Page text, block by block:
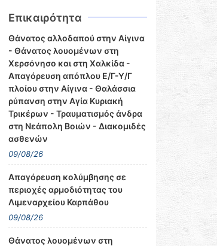
Επικαιρότητα
Θάνατος αλλοδαπού στην Αίγινα
- Θάνατος λουομένων στη
Χερσόνησο και στη Χαλκίδα -
Απαγόρευση απόπλου Ε/Γ-Υ/Γ
πλοίου στην Αίγινα - Θαλάσσια
ρύπανση στην Αγία Κυριακή
Τρικέρων - Τραυματισμός άνδρα
στη Νεάπολη Βοιών - Διακομιδές
ασθενών
09/08/26
Απαγόρευση κολύμβησης σε
περιοχές αρμοδιότητας του
Λιμεναρχείου Καρπάθου
09/08/26
Θάνατος λουομένων στη